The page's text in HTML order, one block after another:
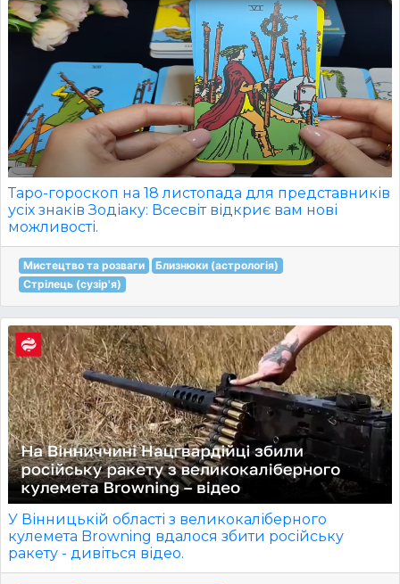
Таро-гороскоп на 18 листопада для представників
усіх знаків Зодіаку: Всесвіт відкриє вам нові
можливості.
Мистецтво та розваги
Близнюки (астрологія)
Стрілець (сузір'я)
У Вінницькій області з великокаліберного
кулемета Browning вдалося збити російську
ракету - дивіться відео.